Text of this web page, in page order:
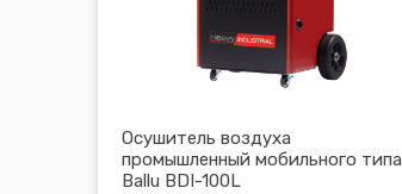
Осушитель воздуха
промышленный мобильного типа
Ballu BDI-100L